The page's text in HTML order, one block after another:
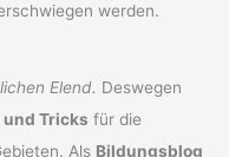
werden.
Elend. Deswegen
Tricks für die
Als Bildungsblog